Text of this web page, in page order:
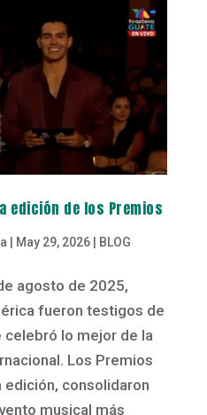
edición de los Premios
May 29, 2026| BLOG
agosto de 2025,
fueron testigos de
celebró lo mejor de la
Los Premios
edición, consolidaron
musical más